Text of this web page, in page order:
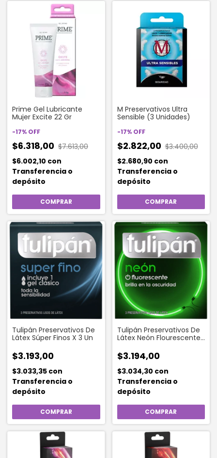
Prime Gel Lubricante
Mujer Excite 22 Gr
-17% OFF
$6.318,00 $7.613,00
$6.002,10 con
Transferencia o
depósito
M Preservativos Ultra
Sensible (3 Unidades)
-17% OFF
$2.822,00 $3.400,00
$2.680,90 con
Transferencia o
depósito
Tulipán Preservativos De
Látex Súper Finos X 3 Un
$3.193,00
$3.033,35 con
Transferencia o
depósito
Tulipán Preservativos De
Látex Neón Flourescente
$3.194,00
$3.034,30 con
Transferencia o
depósito